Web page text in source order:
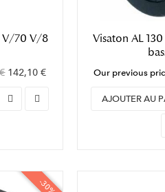
V/70 V/8
142,10 €
Visaton AL
Our previous
AJOUTER AU
-30%